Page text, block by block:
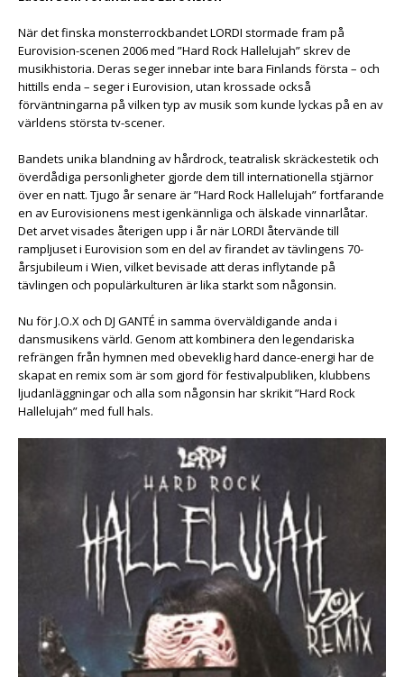
När det finska monsterrockbandet LORDI stormade fram på
Eurovision-scenen 2006 med ”Hard Rock Hallelujah” skrev de
musikhistoria. Deras seger innebar inte bara Finlands första – och
hittills enda – seger i Eurovision, utan krossade också
förväntningarna på vilken typ av musik som kunde lyckas på en av
världens största tv-scener.
Bandets unika blandning av hårdrock, teatralisk skräckestetik och
överdådiga personligheter gjorde dem till internationella stjärnor
över en natt. Tjugo år senare är ”Hard Rock Hallelujah” fortfarande
en av Eurovisionens mest igenkännliga och älskade vinnarlåtar.
Det arvet visades återigen upp i år när LORDI återvände till
rampljuset i Eurovision som en del av firandet av tävlingens 70-
årsjubileum i Wien, vilket bevisade att deras inflytande på
tävlingen och populärkulturen är lika starkt som någonsin.
Nu för J.O.X och DJ GANTÉ in samma överväldigande anda i
dansmusikens värld. Genom att kombinera den legendariska
refrängen från hymnen med obeveklig hard dance-energi har de
skapat en remix som är som gjord för festivalpubliken, klubbens
ljudanläggningar och alla som någonsin har skrikit ”Hard Rock
Hallelujah” med full hals.